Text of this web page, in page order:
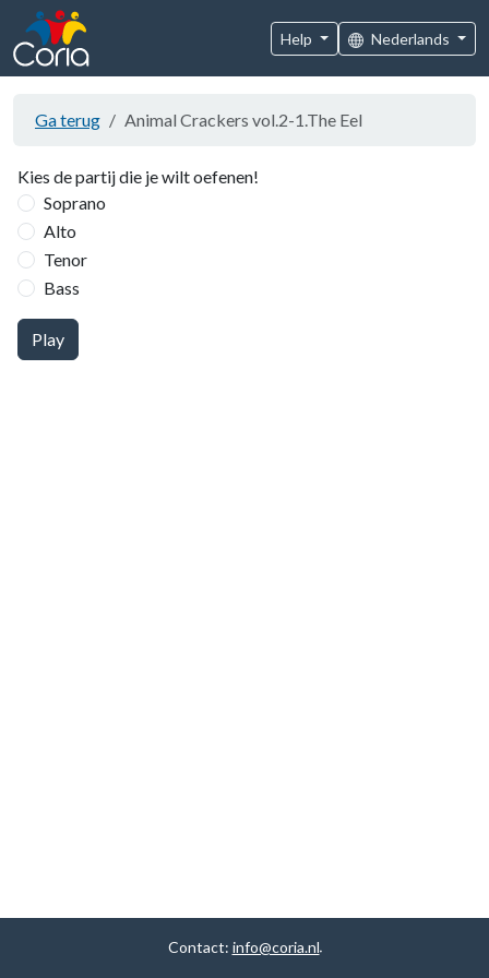
Help Nederlands
Ga terug Animal Crackers vol.2-1.The Eel
Kies de partij die je wilt oefenen!
Soprano
Alto
Tenor
Bass
Play
Contact: info@coria.nl.